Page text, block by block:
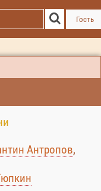
Гость
Антропов,